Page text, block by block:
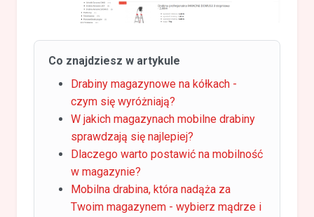
Co znajdziesz w artykule
Drabiny magazynowe na kółkach -
czym się wyróżniają?
W jakich magazynach mobilne drabiny
sprawdzają się najlepiej?
Dlaczego warto postawić na mobilność
w magazynie?
Mobilna drabina, która nadąża za
Twoim magazynem - wybierz mądrze i